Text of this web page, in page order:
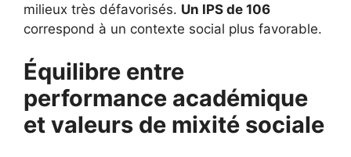
milieux très défavorisés. Un IPS de 106
correspond à un contexte social plus favorable.
Équilibre entre
performance académique
et valeurs de mixité sociale